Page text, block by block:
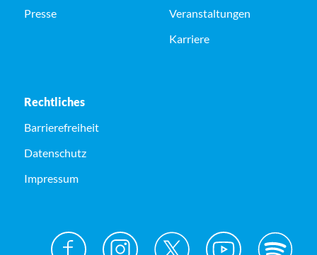
Presse
Veranstaltungen
Karriere
Rechtliches
Barrierefreiheit
Datenschutz
Impressum